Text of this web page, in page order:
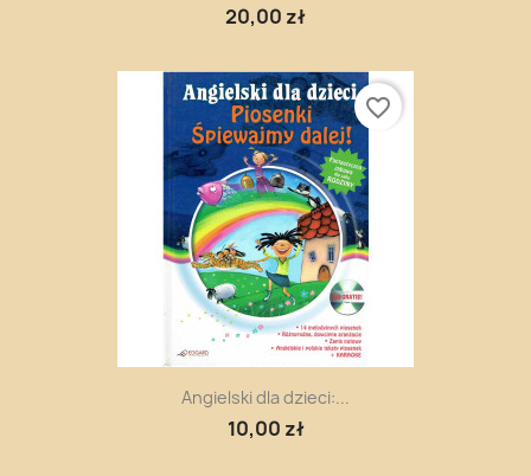
20,00 zł
Angielski dla dzieci:...
10,00 zł
favorite_border